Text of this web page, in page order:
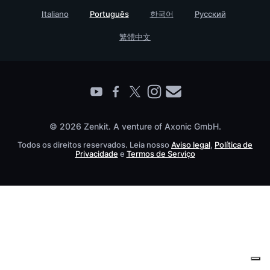
Ache um companheiro
Italiano Português 한국어 Русский
繁體中文
© 2026 Zenkit. A venture of Axonic GmbH.
Todos os direitos reservados. Leia nossoAviso legal, Política de
Privacidade e Termos de Serviço